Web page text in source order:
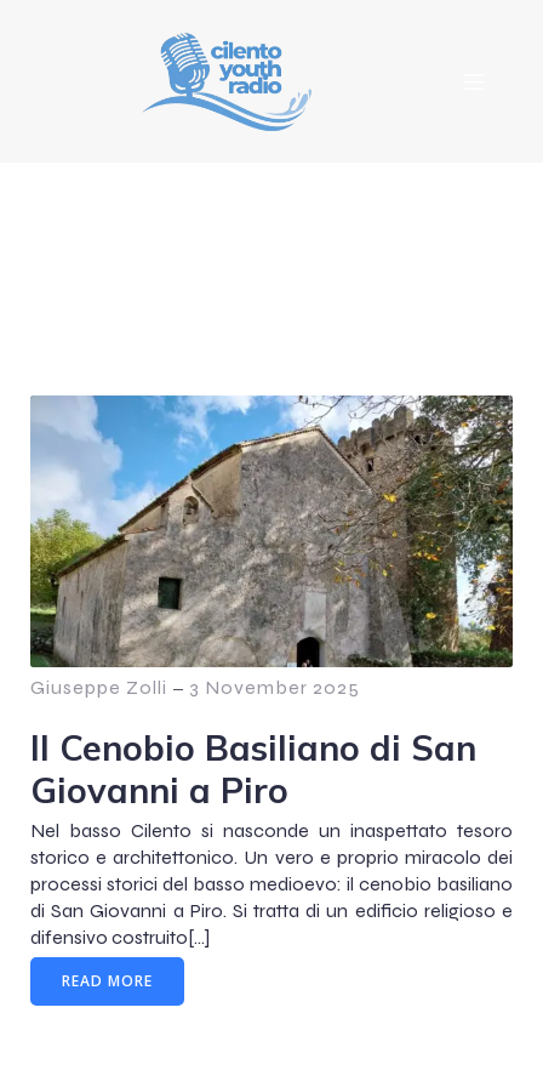
Giuseppe Zolli – 3 November 2025
Il Cenobio Basiliano di San
Giovanni a Piro
Nel basso Cilento si nasconde un inaspettato tesoro
storico e architettonico. Un vero e proprio miracolo dei
processi storici del basso medioevo: il cenobio basiliano
di San Giovanni a Piro. Si tratta di un edificio religioso e
difensivo costruito[…]
READ MORE